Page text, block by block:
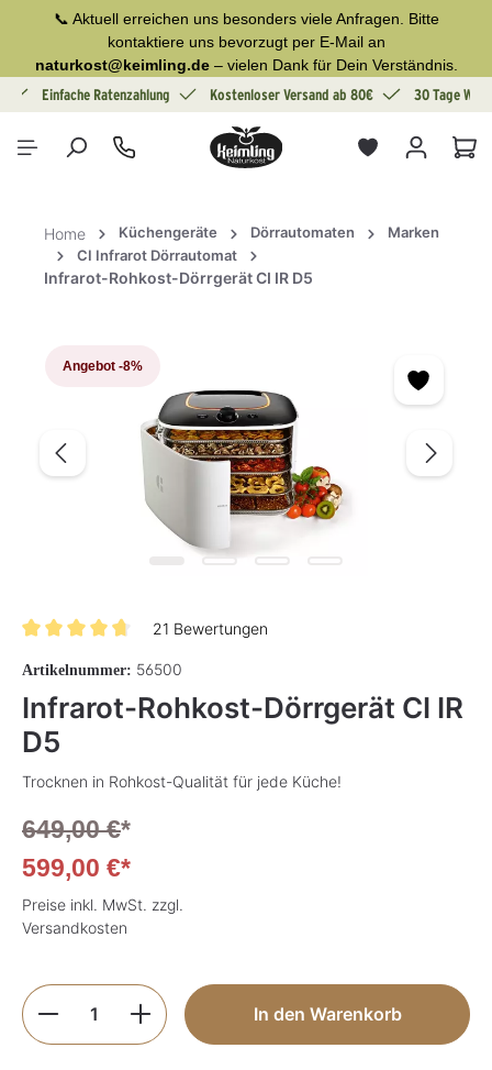
springen
📞 Aktuell erreichen uns besonders viele Anfragen. Bitte
kontaktiere uns bevorzugt per E-Mail an
naturkost@keimling.de– vielen Dank für Dein Verständnis.
Einfache Ratenzahlung Kostenloser Versand ab 80€ 30 Tage
Home Küchengeräte Dörrautomaten
Marken
CI Infrarot Dörrautomat
Infrarot-Rohkost-Dörrgerät CI IR D5
Angebot -8%
21 Bewertungen
Artikelnummer: 56500
Infrarot-Rohkost-Dörrgerät CI IR
D5
Trocknen in Rohkost-Qualität für jede Küche!
649,00 €*
599,00 €*
Preise inkl. MwSt. zzgl.
Versandkosten
Produkt Anzahl: Gib den gewünschten
In den Warenkorb